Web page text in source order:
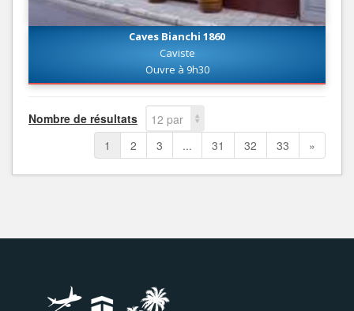
Caves Bianchi 1860
Caviste
Ouvre à 9h30
Nombre de résultats
12 par
page
1 2 3 ... 31 32 33 »